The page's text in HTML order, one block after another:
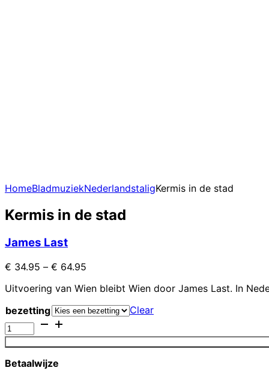
HomeBladmuziekNederlandstaligKermis in de stad
Kermis in de stad
James Last
€ 34.95 – € 64.95
Uitvoering van Wien bleibt Wien door James Last. In
bezetting
Clear
Kermis
in
de
stad
quantity
Betaalwijze